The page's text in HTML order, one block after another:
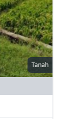
Tanah